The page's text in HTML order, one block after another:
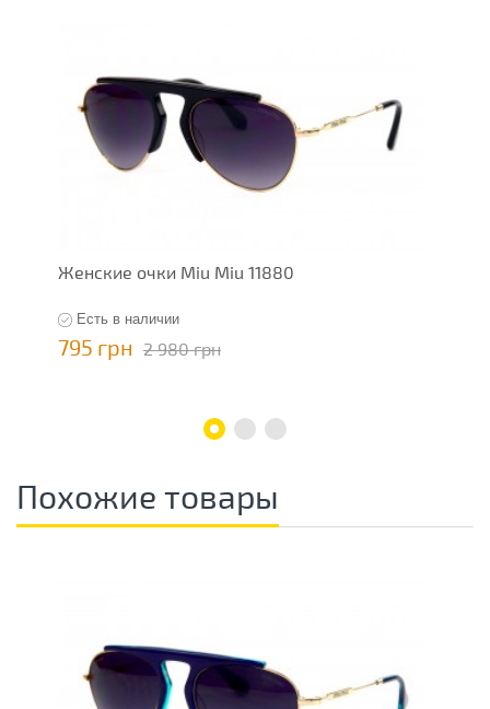
Женские очки Miu Miu 11880
Есть в наличии
795 грн 2 980 грн
Похожие товары